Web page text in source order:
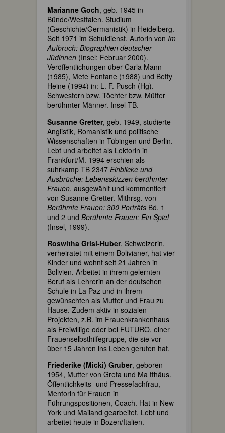
Marianne Goch, geb. 1945 in
Bünde/Westfalen. Studium
(Geschichte/Germanistik) in Heidelberg.
Seit 1971 im Schuldienst. Autorin von Im
Aufbruch: Biographien deutscher
Jüdinnen (Insel: Februar 2000).
Veröffentlichungen über Carla Mann
(1985), Mete Fontane (1988) und Betty
Heine (1994) in: L. F. Pusch (Hg).
Schwestern bzw. Töchter bzw. Mütter
berühmter Männer. Insel TB.
Susanne Gretter, geb. 1949, studierte
Anglistik, Romanistik und politische
Wissenschaften in Tübingen und Berlin.
Lebt und arbeitet als Lektorin in
Frankfurt/M. 1994 erschien als
suhrkamp TB 2347 Einblicke und
Ausbrüche: Lebensskizzen berühmter
Frauen, ausgewählt und kommentiert
von Susanne Gretter. Mithrsg. von
Berühmte Frauen: 300 Porträts Bd. 1
und 2 und Berühmte Frauen: Ein Spiel
(Insel, 1999).
Roswitha Grisi-Huber, Schweizerin,
verheiratet mit einem Bolivianer, hat vier
Kinder und wohnt seit 21 Jahren in
Bolivien. Arbeitet in ihrem gelernten
Beruf als Lehrerin an der deutschen
Schule in La Paz und in ihrem
gewünschten als Mutter und Frau zu
Hause. Zudem aktiv in sozialen
Projekten, z.B. im Frauenkrankenhaus
als Freiwillige oder bei FUTURO, einer
Frauenselbsthilfegruppe, die sie vor
über 15 Jahren ins Leben gerufen hat.
Friederike (Micki) Gruber, geboren
1954, Mutter von Greta und Ma tthäus.
Öffentlichkeits- und Pressefachfrau,
Mentorin für Frauen in
Führungspositionen, Coach. Hat in New
York und Mailand gearbeitet. Lebt und
arbeitet heute in Bozen/Italien.